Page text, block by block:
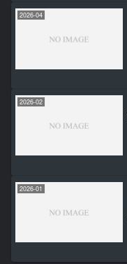
2026-04
2026-02
2026-01